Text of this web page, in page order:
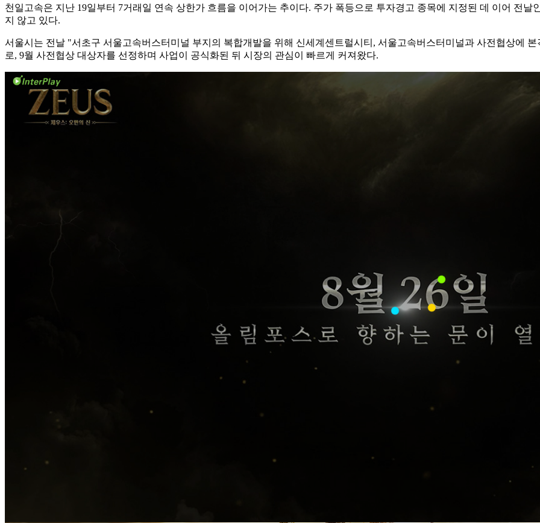
천일고속은 지난 19일부터 7거래일 연속 상한가 흐름을 이어가는 추이다. 주가 폭등으로 투자경고 종목에 지정된 데 이어 전
지 않고 있다.
서울시는 전날 "서초구 서울고속버스터미널 부지의 복합개발을 위해 신세계센트럴시티, 서울고속버스터미널과 사전협상에
로, 9월 사전협상 대상자를 선정하며 사업이 공식화된 뒤 시장의 관심이 빠르게 커져왔다.